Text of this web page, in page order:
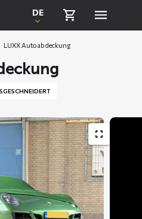
DE
LUXX Autoabdeckung